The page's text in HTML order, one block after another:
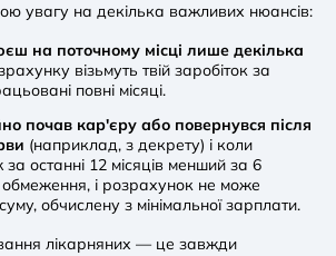
увагу на декілька важливих нюансів:
на поточному місці лише декілька
візьмуть твій заробіток за
повні місяці.
почав кар'єру або повернувся після
(наприклад, з декрету) і коли
останні 12 місяців менший за 6
обмеження, і розрахунок не може
обчислену з мінімальної зарплати.
лікарняних — це завжди